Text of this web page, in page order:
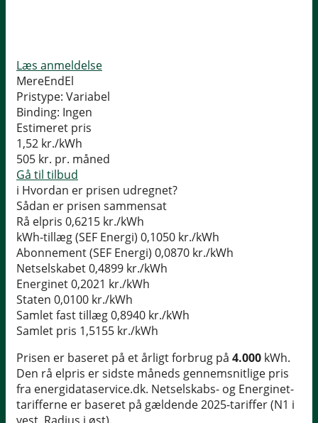
Læs anmeldelse
MereEndEl
Pristype: Variabel
Binding: Ingen
Estimeret pris
1,52 kr./kWh
505 kr. pr. måned
Gå til tilbud
i Hvordan er prisen udregnet?
Sådan er prisen sammensat
Rå elpris 0,6215 kr./kWh
kWh-tillæg (SEF Energi) 0,1050 kr./kWh
Abonnement (SEF Energi) 0,0870 kr./kWh
Netselskabet0,4899 kr./kWh
Energinet0,2021 kr./kWh
Staten 0,0100 kr./kWh
Samlet fast tillæg0,8940 kr./kWh
Samlet pris 1,5155 kr./kWh
Prisen er baseret på et årligt forbrug på 4.000 kWh.
Den rå elpris er sidste måneds gennemsnitlige pris
fra energidataservice.dk. Netselskabs- og Energinet-
tarifferne er baseret på gældende 2025-tariffer (N1 i